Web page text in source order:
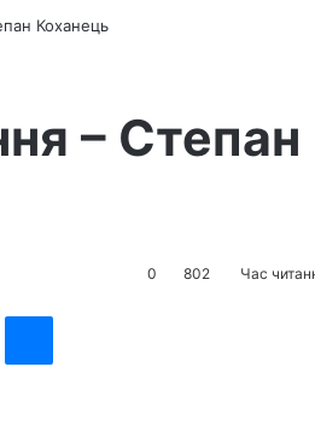
Коханець
– Степан
0 802 Час